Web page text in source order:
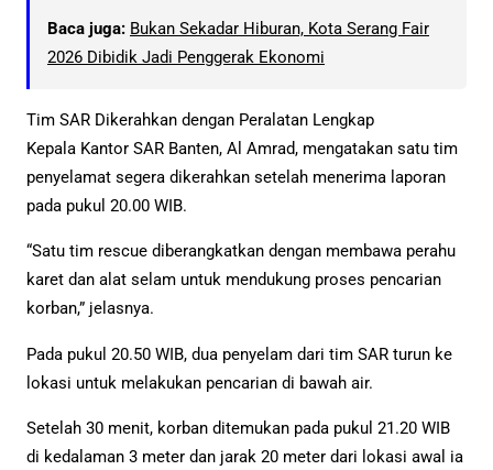
Baca juga: Bukan Sekadar Hiburan, Kota Serang Fair
2026 Dibidik Jadi Penggerak Ekonomi
Tim SAR Dikerahkan dengan Peralatan Lengkap
Kepala Kantor SAR Banten, Al Amrad, mengatakan satu tim
penyelamat segera dikerahkan setelah menerima laporan
pada pukul 20.00 WIB.
“Satu tim rescue diberangkatkan dengan membawa perahu
karet dan alat selam untuk mendukung proses pencarian
korban,” jelasnya.
Pada pukul 20.50 WIB, dua penyelam dari tim SAR turun ke
lokasi untuk melakukan pencarian di bawah air.
Setelah 30 menit, korban ditemukan pada pukul 21.20 WIB
di kedalaman 3 meter dan jarak 20 meter dari lokasi awal ia